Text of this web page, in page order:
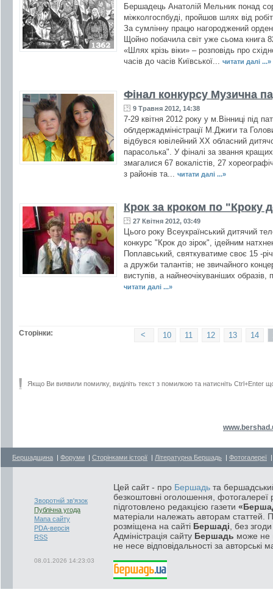
Бершадець Анатолій Мельник понад
міжколгоспбуді, пройшов шлях від
За сумлінну працю нагороджений
Щойно побачила світ уже сьома книга
«Шлях крізь віки» – розповідь про
часів до часів Київської...
читати далі ...»
Фінал конкурсу Музична
9 Травня 2012, 14:38
7-29 квітня 2012 року у м.Вінниці під
облдержадміністрації М.Джиги та
відбувся ювілейний ХХ обласний
парасолька". У фіналі за звання кращих
змагалися 67 вокалістів, 27
з районів та...
читати далі ...»
Крок за кроком по "Кроку
27 Квітня 2012, 03:49
Цього року Всеукраїнський дитячий
конкурс "Крок до зірок", ідейним
Поплавський, святкуватиме своє 15 -
а дружби талантів; не звичайного
виступів, а найнеочікуваніших
читати далі ...»
Сторінки: 14
13
12
11
10
<
Якщо Ви виявили помилку, виділіть текст з помилкою та натисніть Ctrl+Enter
Бершадщина | Форуми | Сторінками історії | Літературна Бершадь | Фотогалереї
Зворотній зв'язок
Публічна угода
Мапа сайту
PDA-версія
RSS
08.01.2026 14:23:03
Цей сайт - про Бершадь та
безкоштовні оголошення, фотогалереї
підготовлено редакцією газети
матеріали належать авторам статтей.
розміщена на сайті Бершаді , без
Адміністрація сайту Бершадь може не
не несе відповідальності за авторські